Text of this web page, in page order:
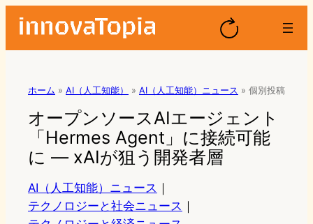
ホーム » AI（人工知能） » AI（人工知能）ニュース » 個別投稿
オープンソースAIエージェント
「Hermes Agent」に接続可能
に — xAIが狙う開発者層
AI（人工知能）ニュース ｜
テクノロジーと社会ニュース ｜